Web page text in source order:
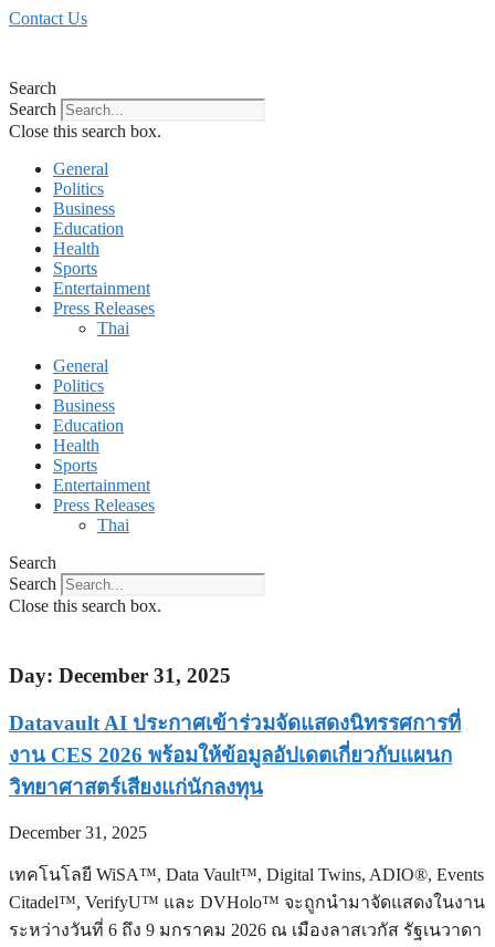
Skip
Contact Us
Search
Search
Close this search box.
General
Politics
Business
Education
Health
Sports
Entertainment
Press Releases
Thai
General
Politics
Business
Education
Health
Sports
Entertainment
Press Releases
Thai
Search
Search
Close this search box.
Day: December 31, 2025
Datavault AI ประกาศเข้าร่วมจัดแสดงนิทรรศการที่
งาน CES 2026 พร้อมให้ข้อมูลอัปเดตเกี่ยวกับแผนก
วิทยาศาสตร์เสียงแก่นักลงทุน
December 31, 2025
เทคโนโลยี WiSA™, Data Vault™, Digital Twins, ADIO®, Events
Citadel™, VerifyU™ และ DVHolo™ จะถูกนำมาจัดแสดงในงาน
ระหว่างวันที่ 6 ถึง 9 มกราคม 2026 ณ เมืองลาสเวกัส รัฐเนวาดา